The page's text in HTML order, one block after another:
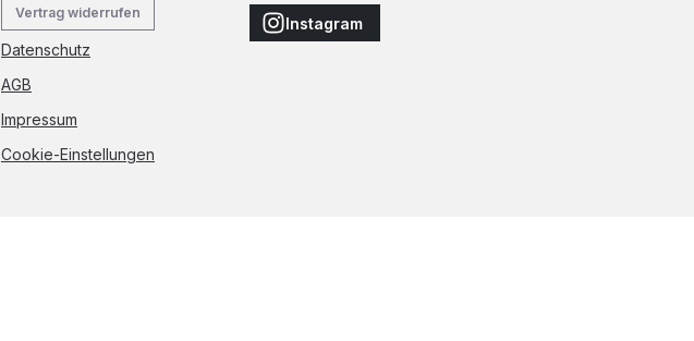
Vertrag widerrufen
Datenschutz
AGB
Impressum
Cookie-Einstellungen
Instagram